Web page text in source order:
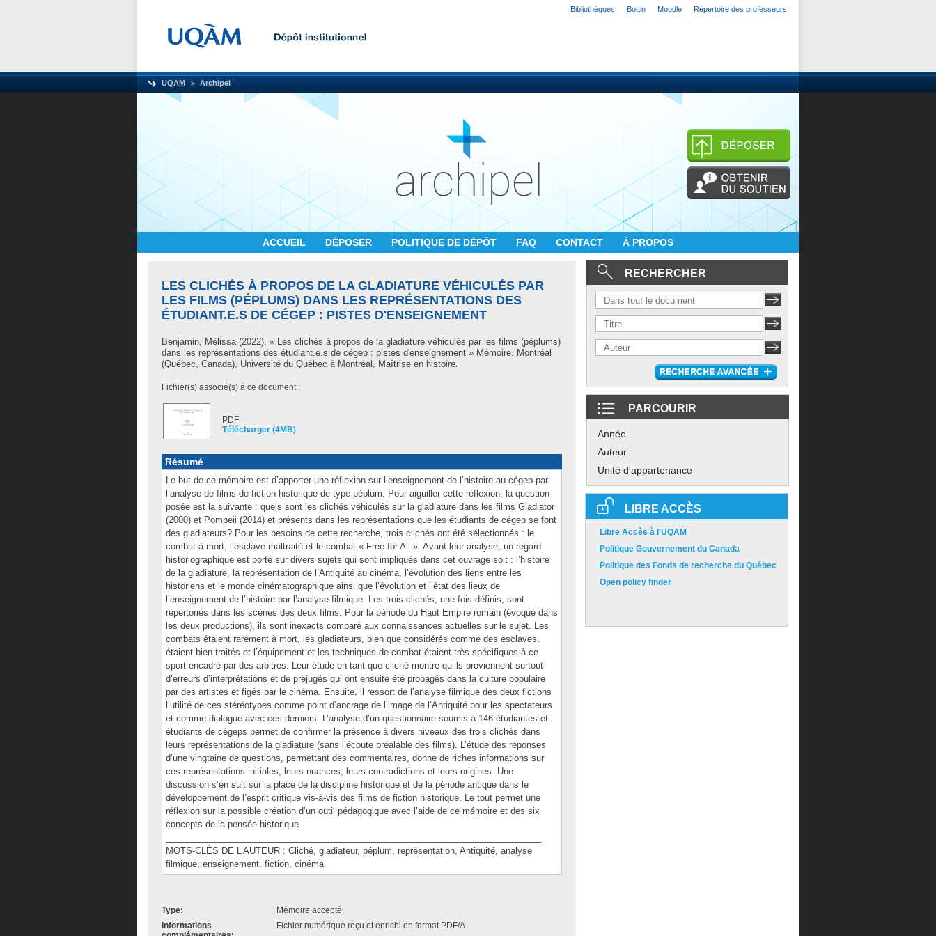
Bibliothèques Bottin Moodle Répertoire des professeurs
UQAM Archipel
ACCUEIL DÉPOSER POLITIQUE DE DÉPÔT FAQ CONTACT À PROPOS
LES CLICHÉS À PROPOS DE LA GLADIATURE VÉHICULÉS PAR
LES FILMS (PÉPLUMS) DANS LES REPRÉSENTATIONS DES
ÉTUDIANT.E.S DE CÉGEP : PISTES D'ENSEIGNEMENT
Benjamin, Mélissa(2022). « Les clichés à propos de la gladiature véhiculés par les films (péplums)
dans les représentations des étudiant.e.s de cégep : pistes d'enseignement » Mémoire. Montréal
(Québec, Canada), Université du Québec à Montréal, Maîtrise en histoire.
Fichier(s) associé(s) à ce document :
PDF
Télécharger (4MB)
Résumé
Le but de ce mémoire est d’apporter une réflexion sur l’enseignement de l’histoire au cégep par
l’analyse de films de fiction historique de type péplum. Pour aiguiller cette réflexion, la question
posée est la suivante : quels sont les clichés véhiculés sur la gladiature dans les films Gladiator
(2000) et Pompeii (2014) et présents dans les représentations que les étudiants de cégep se font
des gladiateurs? Pour les besoins de cette recherche, trois clichés ont été sélectionnés : le
combat à mort, l’esclave maltraité et le combat « Free for All ». Avant leur analyse, un regard
historiographique est porté sur divers sujets qui sont impliqués dans cet ouvrage soit : l’histoire
de la gladiature, la représentation de l’Antiquité au cinéma, l’évolution des liens entre les
historiens et le monde cinématographique ainsi que l’évolution et l’état des lieux de
l’enseignement de l’histoire par l’analyse filmique. Les trois clichés, une fois définis, sont
répertoriés dans les scènes des deux films. Pour la période du Haut Empire romain (évoqué dans
les deux productions), ils sont inexacts comparé aux connaissances actuelles sur le sujet. Les
combats étaient rarement à mort, les gladiateurs, bien que considérés comme des esclaves,
étaient bien traités et l’équipement et les techniques de combat étaient très spécifiques à ce
sport encadré par des arbitres. Leur étude en tant que cliché montre qu’ils proviennent surtout
d’erreurs d’interprétations et de préjugés qui ont ensuite été propagés dans la culture populaire
par des artistes et figés par le cinéma. Ensuite, il ressort de l’analyse filmique des deux fictions
l’utilité de ces stéréotypes comme point d’ancrage de l’image de l’Antiquité pour les spectateurs
et comme dialogue avec ces derniers. L’analyse d’un questionnaire soumis à 146 étudiantes et
étudiants de cégeps permet de confirmer la présence à divers niveaux des trois clichés dans
leurs représentations de la gladiature (sans l’écoute préalable des films). L’étude des réponses
d’une vingtaine de questions, permettant des commentaires, donne de riches informations sur
ces représentations initiales, leurs nuances, leurs contradictions et leurs origines. Une
discussion s’en suit sur la place de la discipline historique et de la période antique dans le
développement de l’esprit critique vis-à-vis des films de fiction historique. Le tout permet une
réflexion sur la possible création d’un outil pédagogique avec l’aide de ce mémoire et des six
concepts de la pensée historique.
MOTS-CLÉS DE L’AUTEUR : Cliché, gladiateur, péplum, représentation, Antiquité, analyse
filmique, enseignement, fiction, cinéma
Type:
Mémoire accepté
Informations
Fichier numérique reçu et enrichi en format PDF/A.
RECHERCHER
PARCOURIR
Année
Auteur
Unité d'appartenance
LIBRE ACCÈS
Libre Accès à l'UQAM
Politique Gouvernement du Canada
Politique des Fonds de recherche du Québec
Open policy finder